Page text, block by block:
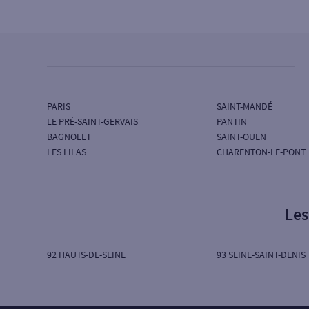
PARIS
LE PRÉ-SAINT-GERVAIS
BAGNOLET
LES LILAS
SAINT-MANDÉ
PANTIN
SAINT-OUEN
CHARENTON-LE-PONT
92 HAUTS-DE-SEINE 93 SEINE-SAINT-DENIS